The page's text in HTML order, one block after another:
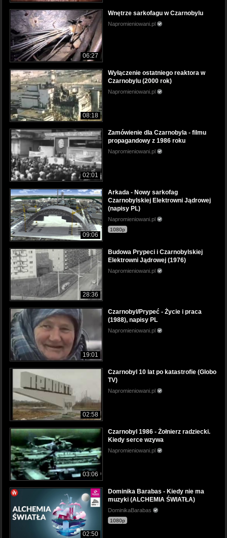
06:27
Wnętrze sarkofagu w Czarnobylu
Napromieniowani.pl
08:18
Wyłączenie ostatniego reaktora w
Czarnobylu (2000 rok)
Napromieniowani.pl
02:01
Zamówienie dla Czarnobyla - filmu
propagandowy z 1986 roku
Napromieniowani.pl
09:06
Arkada - Nowy sarkofag
Czarnobylskiej Elektrowni Jądrowej
(napisy PL)
Napromieniowani.pl
1080p
28:36
Budowa Prypeci i Czarnobylskiej
Elektrowni Jądrowej (1976)
Napromieniowani.pl
19:01
Czarnobyl/Prypeć - Życie i praca
(1988), napisy PL
Napromieniowani.pl
02:58
Czarnobyl 10 lat po katastrofie (Globo
TV)
Napromieniowani.pl
03:06
Czarnobyl 1986 - Żołnierz radziecki.
Kiedy serce wzywa
Napromieniowani.pl
02:50
Dominika Barabas - Kiedy nie ma
muzyki (ALCHEMIA ŚWIATŁA)
DominikaBarabas
1080p